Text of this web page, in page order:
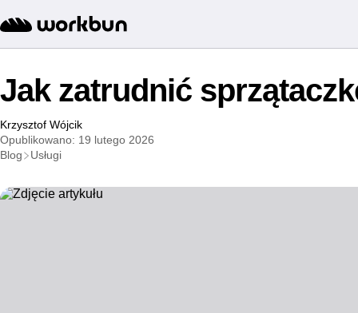
Jak zatrudnić
Krzysztof Wójcik
Opublikowano: 19 lutego 2026
Blog
Usługi